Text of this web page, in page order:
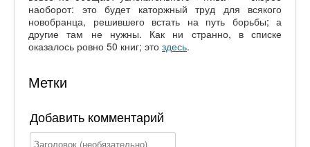
наоборот: это будет каторжный труд для всякого
новобранца, решившего встать на путь борьбы; а
другие там не нужны. Как ни странно, в списке
оказалось ровно 50 книг; это здесь.
Метки
Добавить комментарий